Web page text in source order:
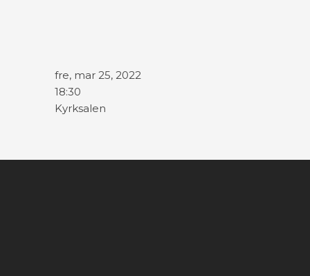
fre, mar 25, 2022
18:30
Kyrksalen